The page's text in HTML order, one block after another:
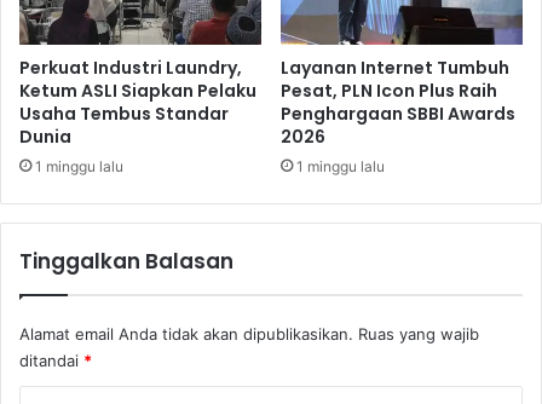
i
t
a
s
T
e
r
k
,
n
i
B
Perkuat Industri Laundry,
Ketum ASLI Siapkan Pelaku
Usaha Tembus Standar
Dunia
1 minggu lalu
Layanan Internet Tumbuh
Pesat, PLN Icon Plus Raih
Penghargaan SBBI Awards
2026
1 minggu lalu
Tinggalkan Balasan
Alamat email Anda tidak akan dipublikasikan. Ruas yang wajib
ditandai *